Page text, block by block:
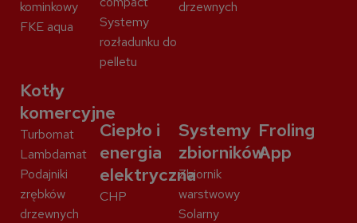
kominkowy
FKE aqua
Systemy
rozładunku do
pelletu
drzewnych
Kotły
komercyjne
Turbomat
Lambdamat
Podajniki
zrębków
drzewnych
Ciepło i
energia
elektryczna
CHP
Systemy
zbiorników
Zbiornik
warstwowy
Solarny
Froling
App